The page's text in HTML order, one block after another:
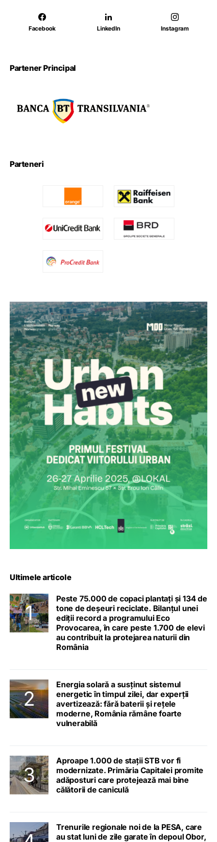
Facebook LinkedIn Instagram
Partener Principal
Parteneri
Ultimele articole
Peste 75.000 de copaci plantați și 134 de
tone de deșeuri reciclate. Bilanțul unei
ediții record a programului Eco
Provocarea, în care peste 1.700 de elevi
au contribuit la protejarea naturii din
România
Energia solară a susținut sistemul
energetic în timpul zilei, dar experții
avertizează: fără baterii și rețele
moderne, România rămâne foarte
vulnerabilă
Aproape 1.000 de stații STB vor fi
modernizate. Primăria Capitalei promite
adăposturi care protejează mai bine
călătorii de caniculă
Trenurile regionale noi de la PESA, care
au stat luni de zile garate în depoul Obor,